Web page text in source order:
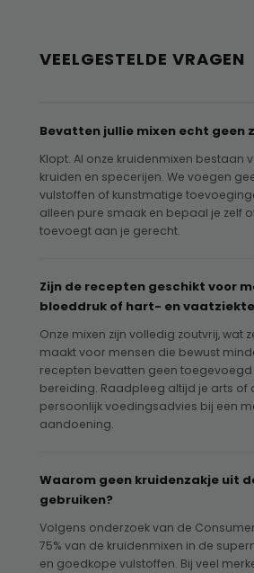
VEELGESTELDE VRAGEN
Bevatten jullie mixen echt geen
Klopt. Al onze kruidenmixen bestaan
kruiden en specerijen. We voegen
vulstoffen of kunstmatige
alleen pure smaak en bepaal je zelf
toevoegt aan je gerecht.
Zijn de recepten geschikt voor
bloeddruk of hart- en
Onze mixen zijn volledig zoutvrij, wat
maakt voor mensen die bewust
recepten bevatten geen toegevoegd
bereiding. Raadpleeg altijd je arts of
persoonlijk voedingsadvies bij een
aandoening.
Waarom geen kruidenzakje uit
gebruiken?
Volgens onderzoek van de
75% van de kruidenmixen in de
en goedkope vulstoffen. Bij veel